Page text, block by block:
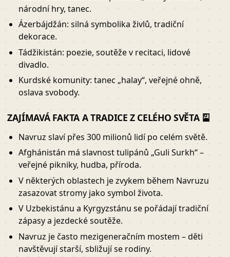
národní hry, tanec.
Ázerbájdžán: silná symbolika živlů, tradiční
dekorace.
Tádžikistán: poezie, soutěže v recitaci, lidové
divadlo.
Kurdské komunity: tanec „halay“, veřejné ohně,
oslava svobody.
ZAJÍMAVÁ FAKTA A TRADICE Z CELÉHO SVĚTA 🎴
Navruz slaví přes 300 milionů lidí po celém světě.
Afghánistán má slavnost tulipánů „Guli Surkh“ –
veřejné pikniky, hudba, příroda.
V některých oblastech je zvykem během Navruzu
zasazovat stromy jako symbol života.
V Uzbekistánu a Kyrgyzstánu se pořádají tradiční
zápasy a jezdecké soutěže.
Navruz je často mezigeneračním mostem – děti
navštěvují starší, sbližují se rodiny.